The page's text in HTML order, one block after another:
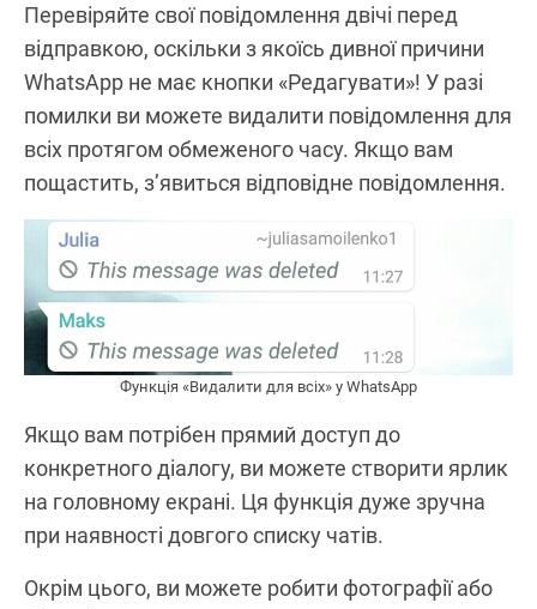
Перевіряйте свої повідомлення двічі перед
відправкою, оскільки з якоїсь дивної причини
WhatsApp не має кнопки «Редагувати»! У разі
помилки ви можете видалити повідомлення для
всіх протягом обмеженого часу. Якщо вам
пощастить, з’явиться відповідне повідомлення.
Функція «Видалити для всіх» у WhatsApp
Якщо вам потрібен прямий доступ до
конкретного діалогу, ви можете створити ярлик
на головному екрані. Ця функція дуже зручна
при наявності довгого списку чатів.
Окрім цього, ви можете робити фотографії або